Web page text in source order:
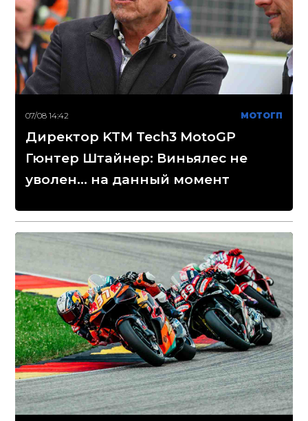
07/08 14:42 МОТОГП
Директор KTM Tech3 MotoGP
Гюнтер Штайнер: Виньялес не
уволен... на данный момент